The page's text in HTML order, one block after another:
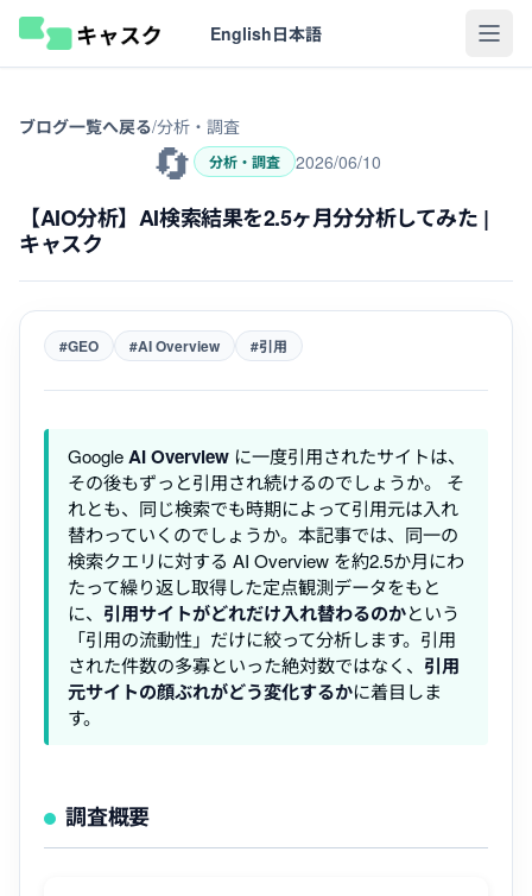
English日本語
ブログ一覧へ戻る/分析・調査
🔄 分析・調査 2026/06/10
【AIO分析】AI検索結果を2.5ヶ月分分析してみた |
キャスク
#GEO #AI Overview #引用
GoogleAI Overview に一度引用されたサイトは、
その後もずっと引用され続けるのでしょうか。 そ
れとも、同じ検索でも時期によって引用元は入れ
替わっていくのでしょうか。本記事では、同一の
検索クエリに対する AI Overview を約2.5か月にわ
たって繰り返し取得した定点観測データをもと
に、 引用サイトがどれだけ入れ替わるのかという
「引用の流動性」だけに絞って分析します。引用
された件数の多寡といった絶対数ではなく、 引用
元サイトの顔ぶれがどう変化するかに着目しま
す。
調査概要